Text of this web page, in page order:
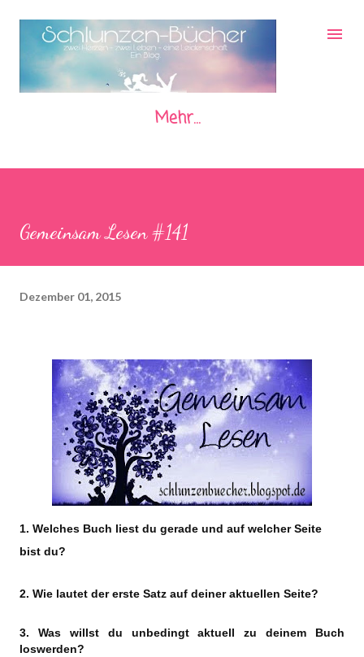
Direkt zum Hauptbereich
Mehr…
Gemeinsam Lesen #141
Dezember 01, 2015
1. Welches Buch liest du gerade und auf welcher Seite
bist du?
2. Wie lautet der erste Satz auf deiner aktuellen Seite?
3. Was willst du unbedingt aktuell zu deinem Buch
loswerden?